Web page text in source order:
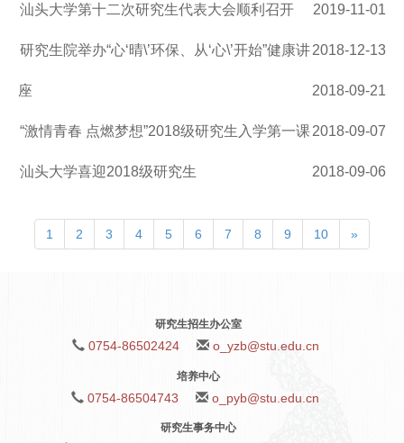
2019-11-01
汕头大学第十二次研究生代表大会顺利召开
2018-12-13
研究生院举办“心‘晴\’环保、从‘心\’开始”健康讲
座 2018-09-21
“激情青春 点燃梦想”2018级研究生入学第一课2018-09-07
汕头大学喜迎2018级研究生 2018-09-06
1 2 3 4 5 6 7 8 9 10 »
研究生招生办公室
0754-86502424 o_yzb@stu.edu.cn
培养中心
0754-86504743 o_pyb@stu.edu.cn
研究生事务中心